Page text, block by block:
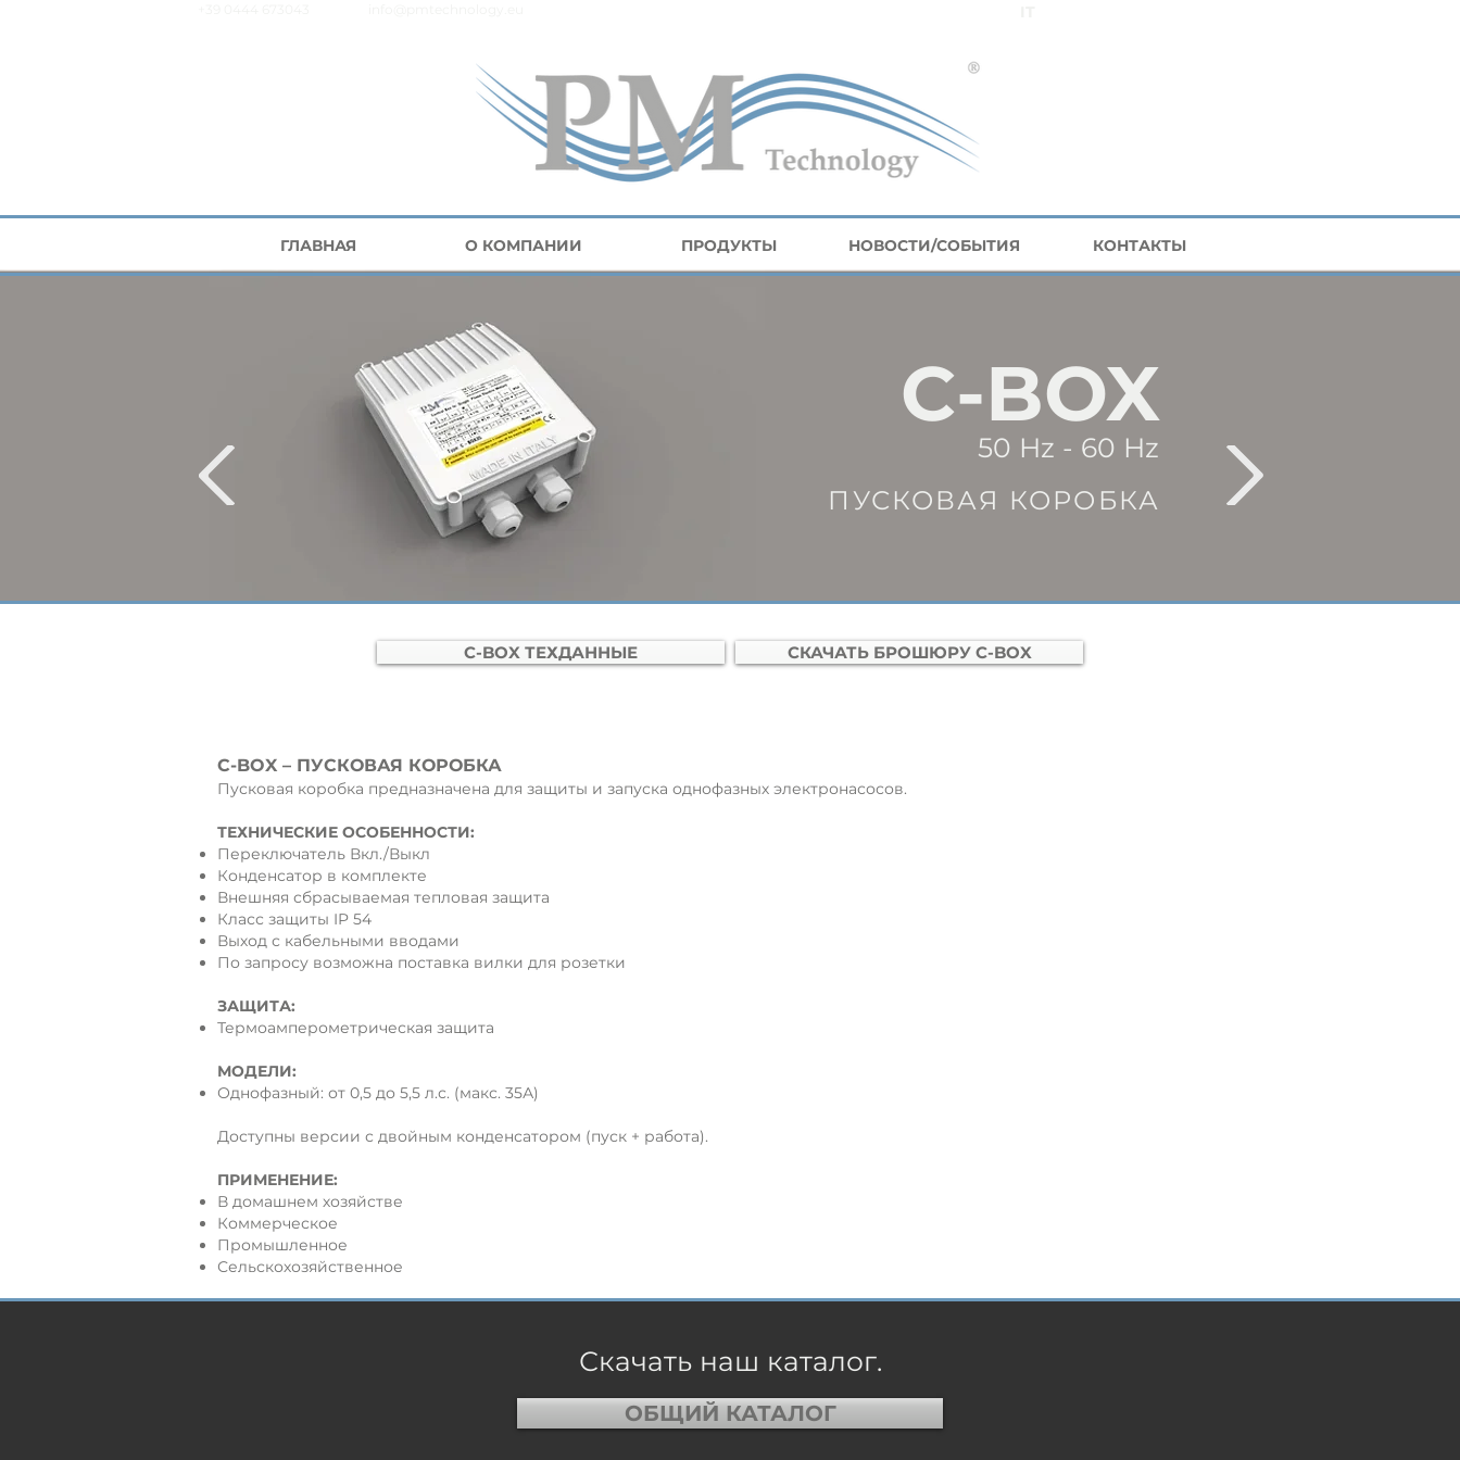
C-BOX
50 Hz - 60 Hz
ПУСКОВАЯ КОРОБКА
C-BOX ТЕХДАННЫЕ СКАЧАТЬ БРОШЮРУ C-BOX
C-BOX – ПУСКОВАЯ КОРОБКА
Пусковая коробка предназначена для защиты и запуска однофазных электронасосов.
ТЕХНИЧЕСКИЕ ОСОБЕННОСТИ:
Переключатель Вкл./Выкл
Конденсатор в комплекте
Внешняя сбрасываемая тепловая защита
Класс защиты IP 54
Выход с кабельными вводами
По запросу возможна поставка вилки для розетки
ЗАЩИТА:
Термоамперометрическая защита
МОДЕЛИ:
Однофазный: от 0,5 до 5,5 л.с. (макс. 35А)
Доступны версии с двойным конденсатором (пуск + работа).
ПРИМЕНЕНИЕ:
В домашнем хозяйстве
Коммерческое
Промышленное
Сельскохозяйственное
Скачать наш каталог.
ОБЩИЙ КАТАЛОГ
ГЛАВНАЯ О КОМПАНИИ ПРОДУКТЫ НОВОСТИ/СОБЫТИЯ КОНТАКТЫ